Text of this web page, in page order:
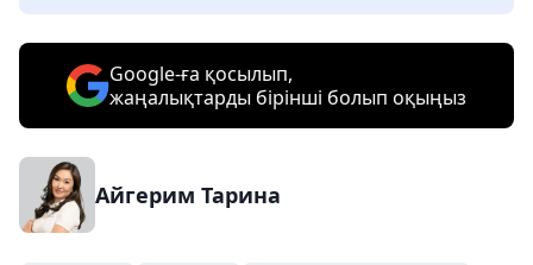
Google-ға қосылып,
жаңалықтарды бірінші болып оқыңыз
Айгерим Тарина